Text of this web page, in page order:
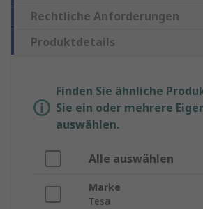
Rechtliche Anforderungen
Produktdetails
Finden Sie ähnliche
Sie ein oder mehrere
auswählen.
Alle auswählen
Marke
Tesa